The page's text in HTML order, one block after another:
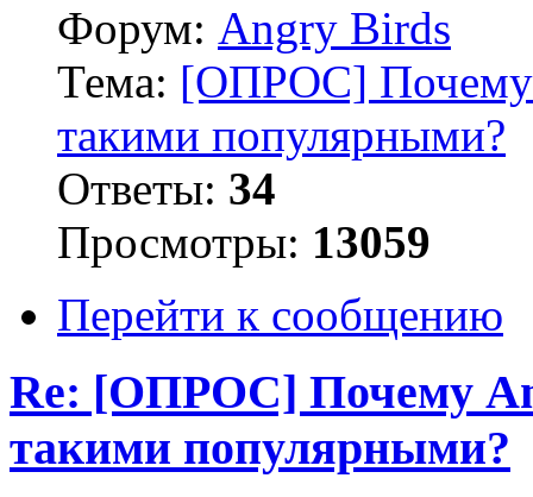
Форум: Angry Birds
Тема: [ОПРОС] Почему
такими популярными?
Ответы: 34
Просмотры: 13059
Перейти к сообщению
Re: [ОПРОС] Почему
такими популярными?